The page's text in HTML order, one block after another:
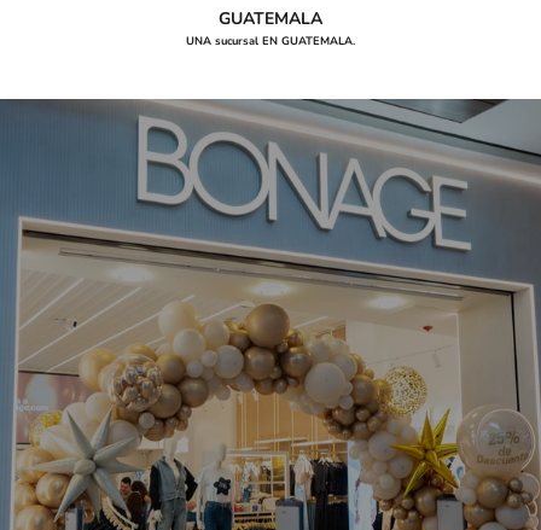
GUATEMALA
UNA sucursal EN GUATEMALA.